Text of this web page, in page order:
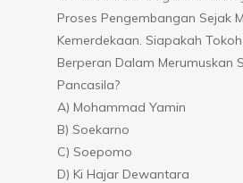
Proses Pengembangan Sejak
Kemerdekaan. Siapakah
Berperan Dalam Merumuskan
Pancasila?
A) Mohammad Yamin
B) Soekarno
C) Soepomo
D) Ki Hajar Dewantara